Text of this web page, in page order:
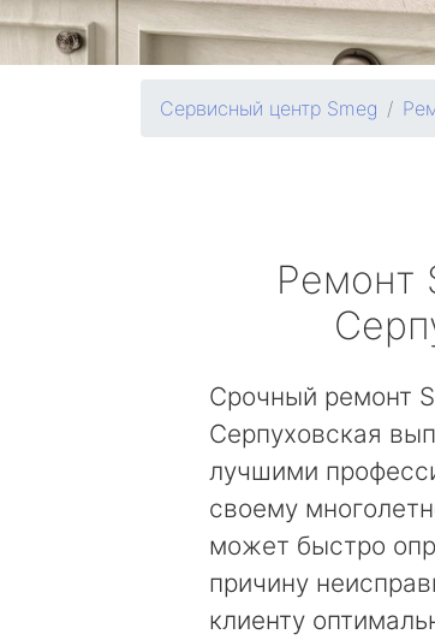
Сервисный центр Smeg
Ремонт
Срочный ремонт
Серпуховская
лучшими
своему
может быстро
причину
клиенту